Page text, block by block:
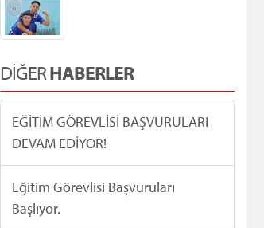
DİĞERHABERLER
EĞİTİM GÖREVLİSİ BAŞVURULARI
DEVAM EDİYOR!
Eğitim Görevlisi Başvuruları
Başlıyor.